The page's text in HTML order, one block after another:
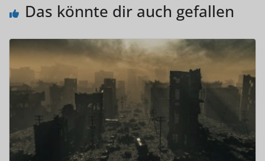
Das könnte dir auch gefallen